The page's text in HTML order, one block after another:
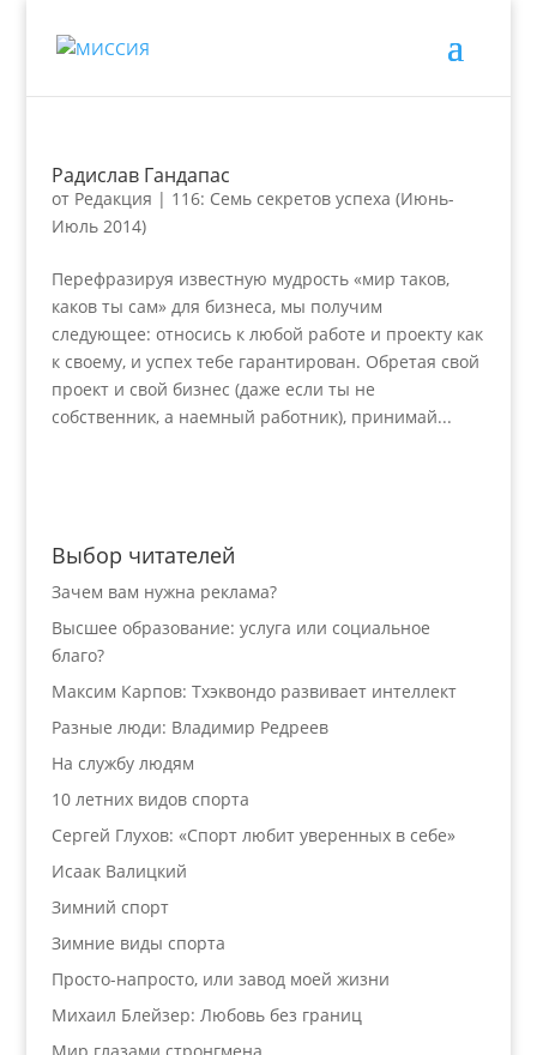
Радислав Гандапас
от Редакция | 116: Семь секретов успеха (Июнь-
Июль 2014)
Перефразируя известную мудрость «мир таков,
каков ты сам» для бизнеса, мы получим
следующее: относись к любой работе и проекту как
к своему, и успех тебе гарантирован. Обретая свой
проект и свой бизнес (даже если ты не
собственник, а наемный работник), принимай...
Выбор читателей
Зачем вам нужна реклама?
Высшее образование: услуга или социальное
благо?
Максим Карпов: Тхэквондо развивает интеллект
Разные люди: Владимир Редреев
На службу людям
10 летних видов спорта
Сергей Глухов: «Спорт любит уверенных в себе»
Исаак Валицкий
Зимний спорт
Зимние виды спорта
Просто-напросто, или завод моей жизни
Михаил Блейзер: Любовь без границ